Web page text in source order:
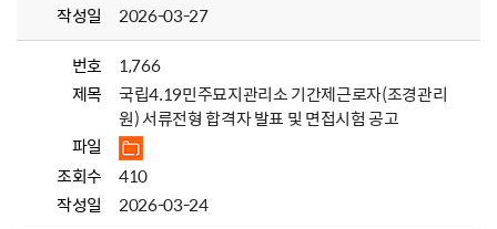
작성일
2026-03-27
번호
1,766
제목
국립4.19민주묘지관리소 기간제근로자(조경관리
원) 서류전형 합격자 발표 및 면접시험 공고
파일
조회수
410
작성일
2026-03-24